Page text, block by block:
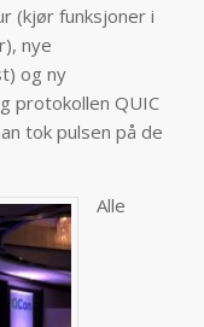
(kjør funksjoner i
nye
og ny
protokollen QUIC
tok pulsen på de
Alle